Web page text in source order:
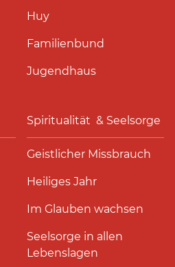
Huy
Familienbund
Jugendhaus
Spiritualität & Seelsorge
Geistlicher Missbrauch
Heiliges Jahr
Im Glauben wachsen
Seelsorge in allen
Lebenslagen